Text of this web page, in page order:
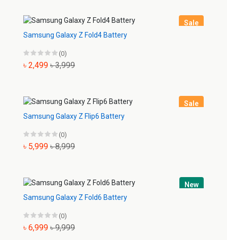
Sale
Samsung Galaxy Z Fold4 Battery
(0)
৳ 2,499 ৳ 3,999
Sale
Samsung Galaxy Z Flip6 Battery
(0)
৳ 5,999 ৳ 8,999
New
Samsung Galaxy Z Fold6 Battery
(0)
৳ 6,999 ৳ 9,999